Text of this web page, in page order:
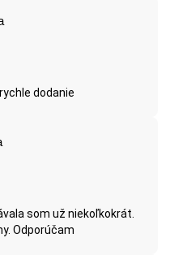
dodanie
som už niekoľkokrát.
Odporúčam